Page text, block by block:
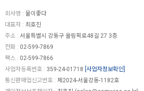
회사명 : 물이좋다
대표자 : 최호진
주소 : 서울특별시 강동구 올림픽로48길 27 3층
전화 : 02-599-7869
팩스 : 02-599-7866
사업자등록번호 : 359-24-01718 [사업자정보확인]
통신판매업신고번호 : 제2024-서울강동-1182호